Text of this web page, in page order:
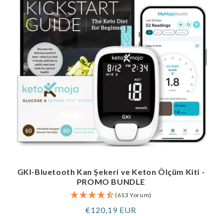
GKI-Bluetooth Kan Şekeri ve Keton Ölçüm Kiti -
PROMO BUNDLE
(613 Yorum)
Normal
€120,19 EUR